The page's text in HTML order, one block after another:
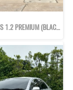
TOYOTA YARIS 1.2 PREMIUM (BLACK ROOF) ปี66